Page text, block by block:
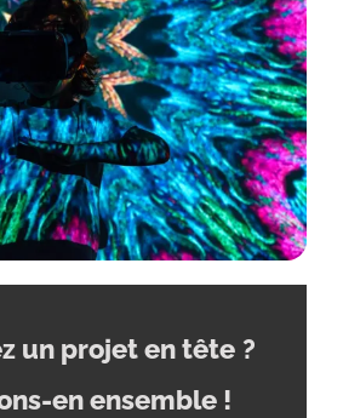
un projet en tête ?
en ensemble !